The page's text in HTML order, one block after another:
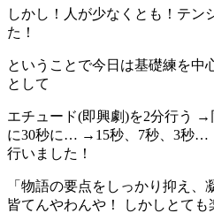
しかし！人が少なくとも！テン
た！
ということで今日は基礎練を中
として
エチュード(即興劇)を2分行う
に30秒に… →15秒、7秒、3秒…
行いました！
「物語の要点をしっかり抑え
皆てんやわんや！ しかしとても